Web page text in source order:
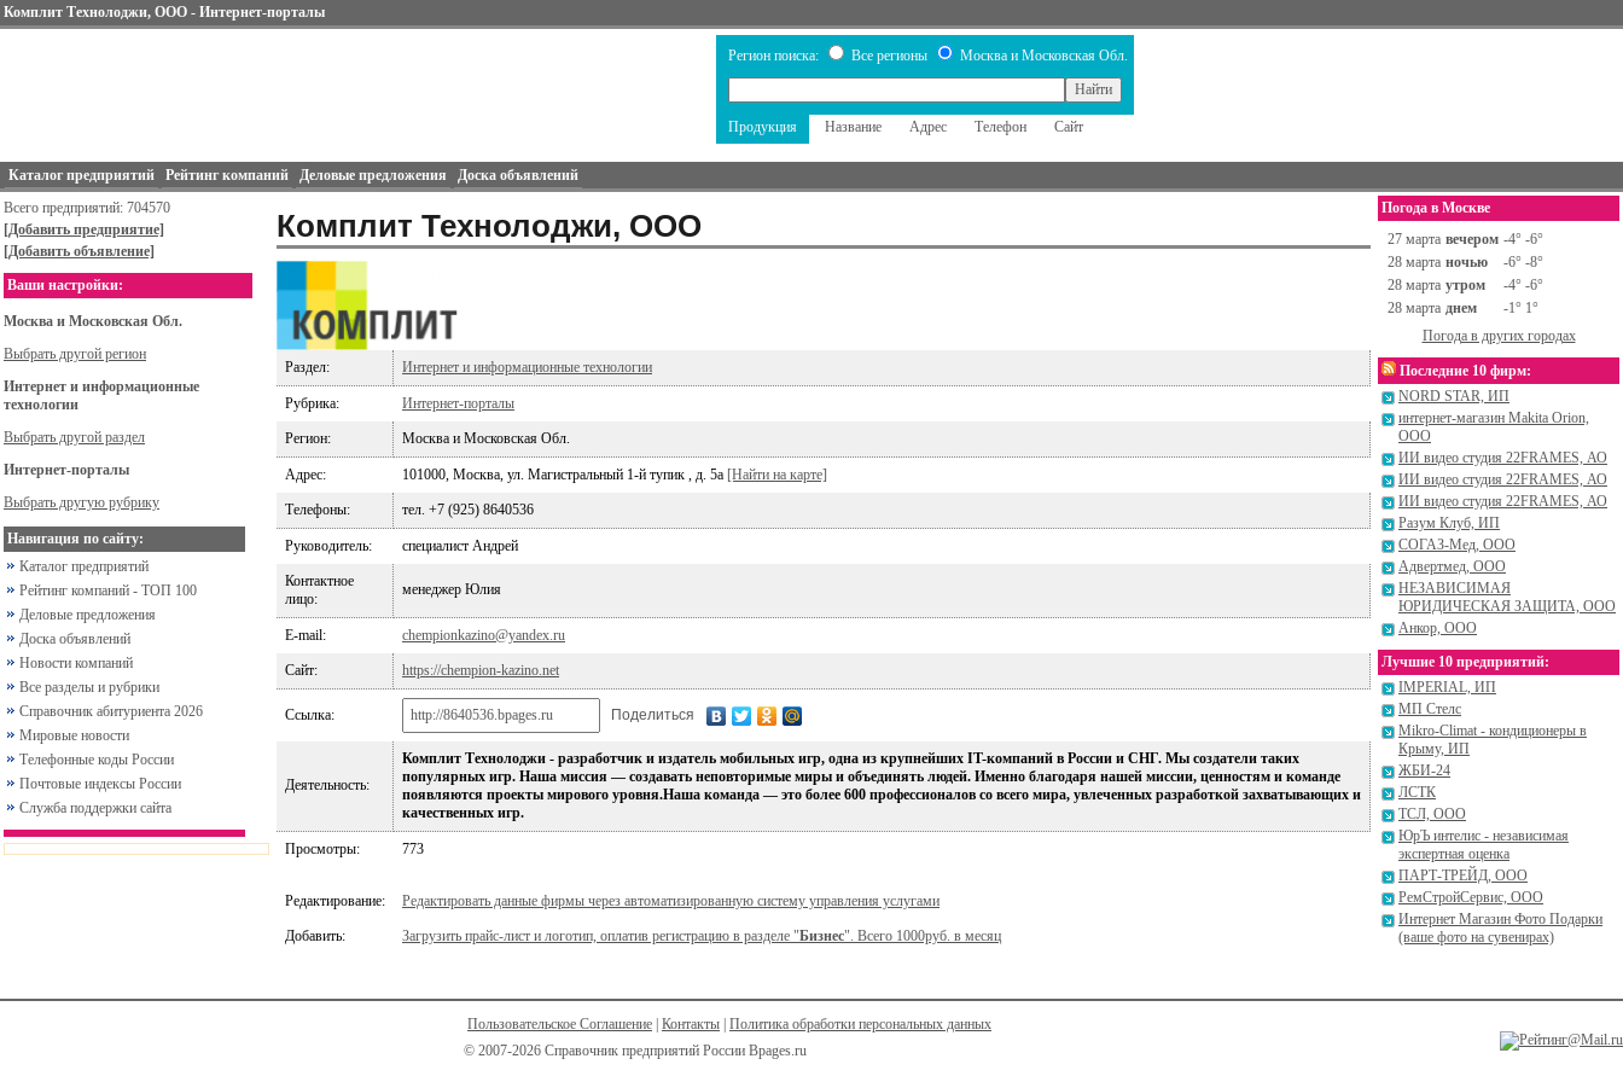
Комплит Технолоджи, ООО - Интернет-порталы
Регион поиска: Все регионы Москва и Московская Обл.
Продукция Название Адрес Телефон Сайт
Каталог предприятий Рейтинг компаний Деловые предложения
Доска объявлений
Всего предприятий: 704570
[Добавить предприятие]
[Добавить объявление]
Ваши настройки:
Москва и Московская Обл.
Выбрать другой регион
Интернет и информационные
технологии
Выбрать другой раздел
Интернет-порталы
Выбрать другую рубрику
Навигация по сайту:
Каталог предприятий
Рейтинг компаний - ТОП 100
Деловые предложения
Доска объявлений
Новости компаний
Все разделы и рубрики
Справочник абитуриента 2026
Мировые новости
Телефонные коды России
Почтовые индексы России
Служба поддержки сайта
Комплит Технолоджи, ООО
Раздел: Интернет и информационные технологии
Рубрика: Интернет-порталы
Регион: Москва и Московская Обл.
Адрес: 101000, Москва, ул. Магистральный 1-й тупик , д. 5а [Найти на карте]
Телефоны: тел. +7 (925) 8640536
Руководитель: специалист Андрей
Контактное
лицо:
менеджер Юлия
E-mail: chempionkazino@yandex.ru
Сайт: https://chempion-kazino.net
Ссылка: Поделиться
Деятельность:
Комплит Технолоджи - разработчик и издатель мобильных игр, одна из крупнейших IT-компаний в России и СНГ. Мы создатели таких
популярных игр. Наша миссия — создавать неповторимые миры и объединять людей. Именно благодаря нашей миссии, ценностям и команде
появляются проекты мирового уровня.Наша команда — это более 600 профессионалов со всего мира, увлеченных разработкой захватывающих и
качественных игр.
Просмотры: 773
Редактирование: Редактировать данные фирмы через автоматизированную систему управления услугами
Добавить: Загрузить прайс-лист и логотип, оплатив регистрацию в разделе "Бизнес". Всего 1000руб. в месяц
Погода в Москве
27 марта вечером -4° -6°
28 марта ночью
-6° -8°
28 марта утром
-4° -6°
28 марта днем
-1° 1°
Погода в других городах
Последние 10 фирм:
NORD STAR, ИП
интернет-магазин Makita Orion,
ООО
ИИ видео студия 22FRAMES, АО
ИИ видео студия 22FRAMES, АО
ИИ видео студия 22FRAMES, АО
Разум Клуб, ИП
СОГАЗ-Мед, ООО
Адвертмед, ООО
НЕЗАВИСИМАЯ
ЮРИДИЧЕСКАЯ ЗАЩИТА, ООО
Анкор, ООО
Лучшие 10 предприятий:
IMPERIAL, ИП
МП Стелс
Mikro-Climat - кондиционеры в
Крыму, ИП
ЖБИ-24
ЛСТК
ТСЛ, ООО
ЮрЪ интелис - независимая
экспертная оценка
ПАРТ-ТРЕЙД, ООО
РемСтройСервис, ООО
Интернет Магазин Фото Подарки
(ваше фото на сувенирах)
Пользовательское Соглашение Контакты Политика обработки персональных данных
© 2007-2026 Справочник предприятий России Bpages.ru